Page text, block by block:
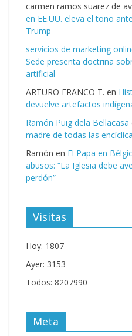
carmen ramos suarez de
en EE.UU. eleva el tono
Trump
servicios de marketing
Sede presenta doctrina
artificial
ARTURO FRANCO T. en
devuelve artefactos
Ramón Puig dela Bellacasa
madre de todas las
Ramón en El Papa en
abusos: “La Iglesia debe
perdón”
Visitas
Hoy: 1807
Ayer: 3153
Todos: 8207990
Meta